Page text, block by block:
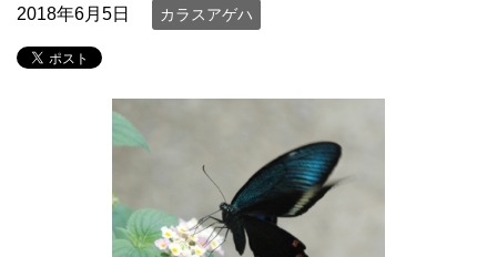
2018年6月5日 カラスアゲハ